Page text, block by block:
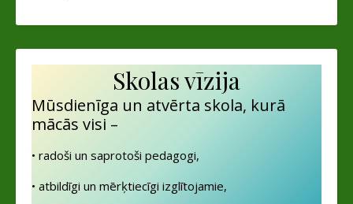
Skolas vīzija
Mūsdienīga un atvērta skola, kurā
mācās visi –
• radoši un saprotoši pedagogi,
• atbildīgi un mērķtiecīgi izglītojamie,